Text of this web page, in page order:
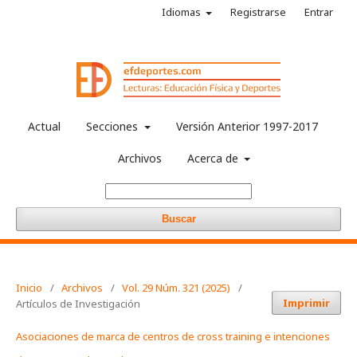
Actual Secciones Versión Anterior 1997-2017
Archivos Acerca de
Buscar
Idiomas Registrarse Entrar
Inicio / Archivos / Vol. 29 Núm. 321 (2025)
/
Artículos de Investigación
Imprimir
Asociaciones de marca de centros de cross training e intenciones